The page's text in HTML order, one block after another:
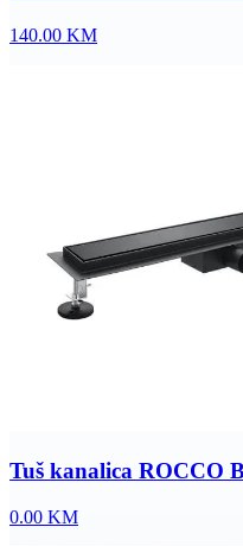
140.00 KM
Tuš kanalica ROCCO
0.00 KM